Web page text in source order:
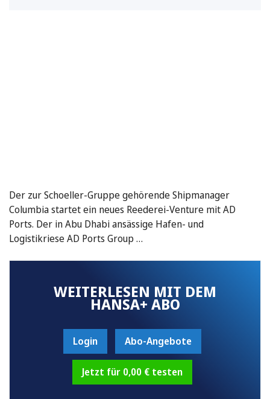
Der zur Schoeller-Gruppe gehörende Shipmanager
Columbia startet ein neues Reederei-Venture mit AD
Ports. Der in Abu Dhabi ansässige Hafen- und
Logistikriese AD Ports Group …
WEITERLESEN MIT DEM
HANSA+ ABO
Login Abo-Angebote
Jetzt für 0,00 € testen